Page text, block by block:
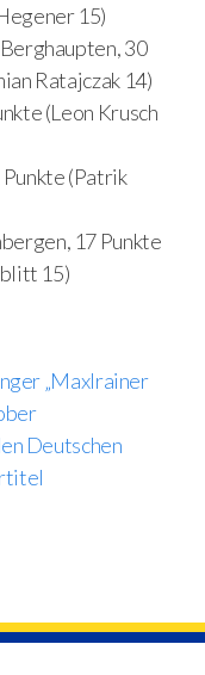
15)
30
Ratajczak 14)
(Leon Krusch
(Patrik
17 Punkte
15)
„Maxlrainer
Deutschen